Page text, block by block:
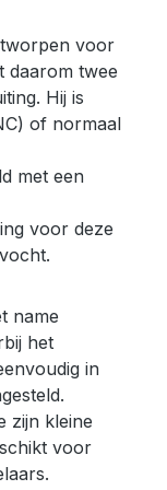
obere
vom
Öffner
mit
voor
daarom twee
Hij is
of normaal
met een
voor deze
name
het
in
zijn kleine
voor